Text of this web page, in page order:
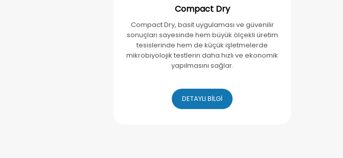
Compact Dry
Compact Dry, basit uygulaması ve güvenilir
sonuçları sayesinde hem büyük ölçekli üretim
tesislerinde hem de küçük işletmelerde
mikrobiyolojik testlerin daha hızlı ve ekonomik
yapılmasını sağlar.
DETAYLI BİLGİ